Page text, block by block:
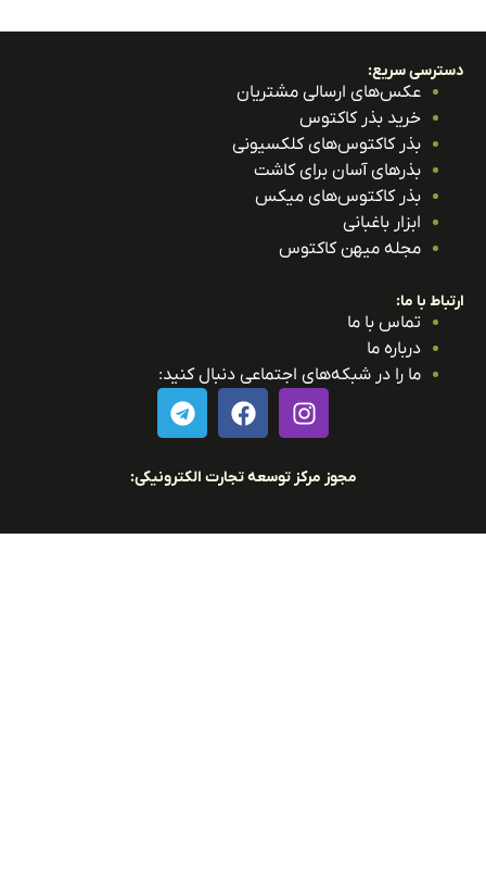
سریع:
عکس‌های ارسالی مشتریان
خرید بذر کاکتوس
بذر کاکتوس‌های کلکسیونی
بذرهای آسان برای کاشت
بذر کاکتوس‌های میکس
ابزار باغبانی
مجله میهن کاکتوس
با ما:
تماس با ما
درباره ما
ما را در شبکه‌های اجتماعی دنبال کنید:
مجوز مرکز توسعه تجارت الکترونیکی: